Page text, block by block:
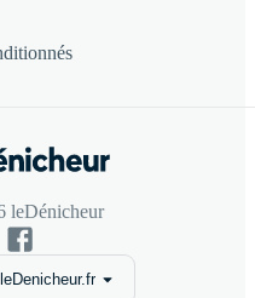
leDénicheur
leDenicheur.fr